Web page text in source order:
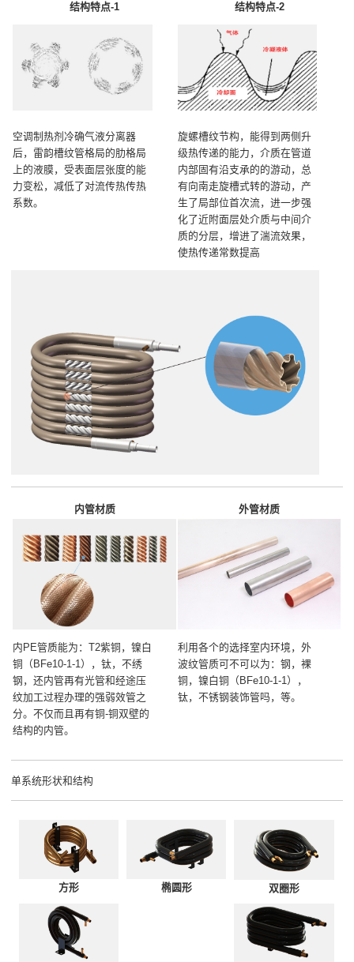
结构特点-1 结构特点-2
空调制热剂冷确气液分离器
后，雷韵槽纹管格局的肋格局
上的液膜，受表面层张度的能
力变松，减低了对流传热传热
系数。
旋螺槽纹节构，能得到两侧升
级热传递的能力，介质在管道
内部固有沿支承的的游动，总
有向南走旋槽式转的游动，产
生了局部位首次流，进一步强
化了近附面层处介质与中间介
质的分层，增进了湍流效果，
使热传递常数提高
内管材质 外管材质
内PE管质能为：T2紫铜，镍白
铜（BFe10-1-1），钛，不绣
钢，还内管再有光管和经途压
纹加工过程办理的强弱效管之
分。不仅而且再有铜-铜双壁的
结构的内管。
利用各个的选择室内环境，外
波纹管质可不可以为：钢，裸
铜，镍白铜（BFe10-1-1），
钛，不锈钢装饰管吗，等。
单系统形状和结构
方形 椭圆形 双圈形